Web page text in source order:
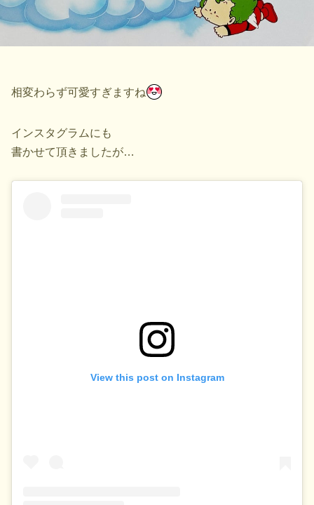
相変わらず可愛すぎますね
インスタグラムにも
書かせて頂きましたが…
View this post on Instagram